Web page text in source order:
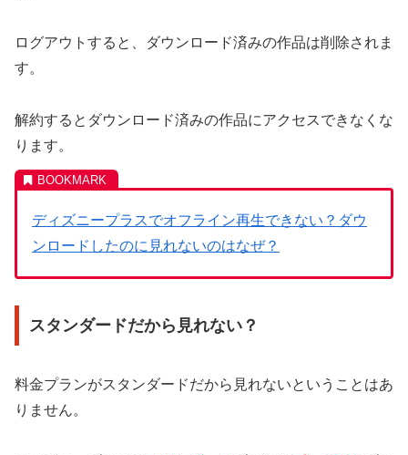
ログアウトすると、ダウンロード済みの作品は削除されま
す。
解約するとダウンロード済みの作品にアクセスできなくな
ります。
ディズニープラスでオフライン再生できない？ダウ
ンロードしたのに見れないのはなぜ？
スタンダードだから見れない？
料金プランがスタンダードだから見れないということはあ
りません。